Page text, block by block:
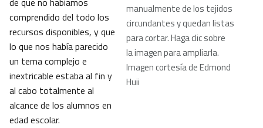
manualmente de los tejidos
circundantes y quedan listas
para cortar. Haga clic sobre
la imagen para ampliarla.
Imagen cortesía de Edmond
Huii
comprendido del todo los
recursos disponibles, y que
lo que nos había parecido
un tema complejo e
inextricable estaba al fin y
al cabo totalmente al
alcance de los alumnos en
edad escolar.